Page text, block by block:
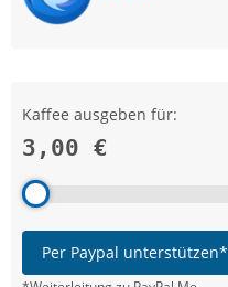
Kaffee ausgeben für:
3,00 €
Per Paypal unterstützen*